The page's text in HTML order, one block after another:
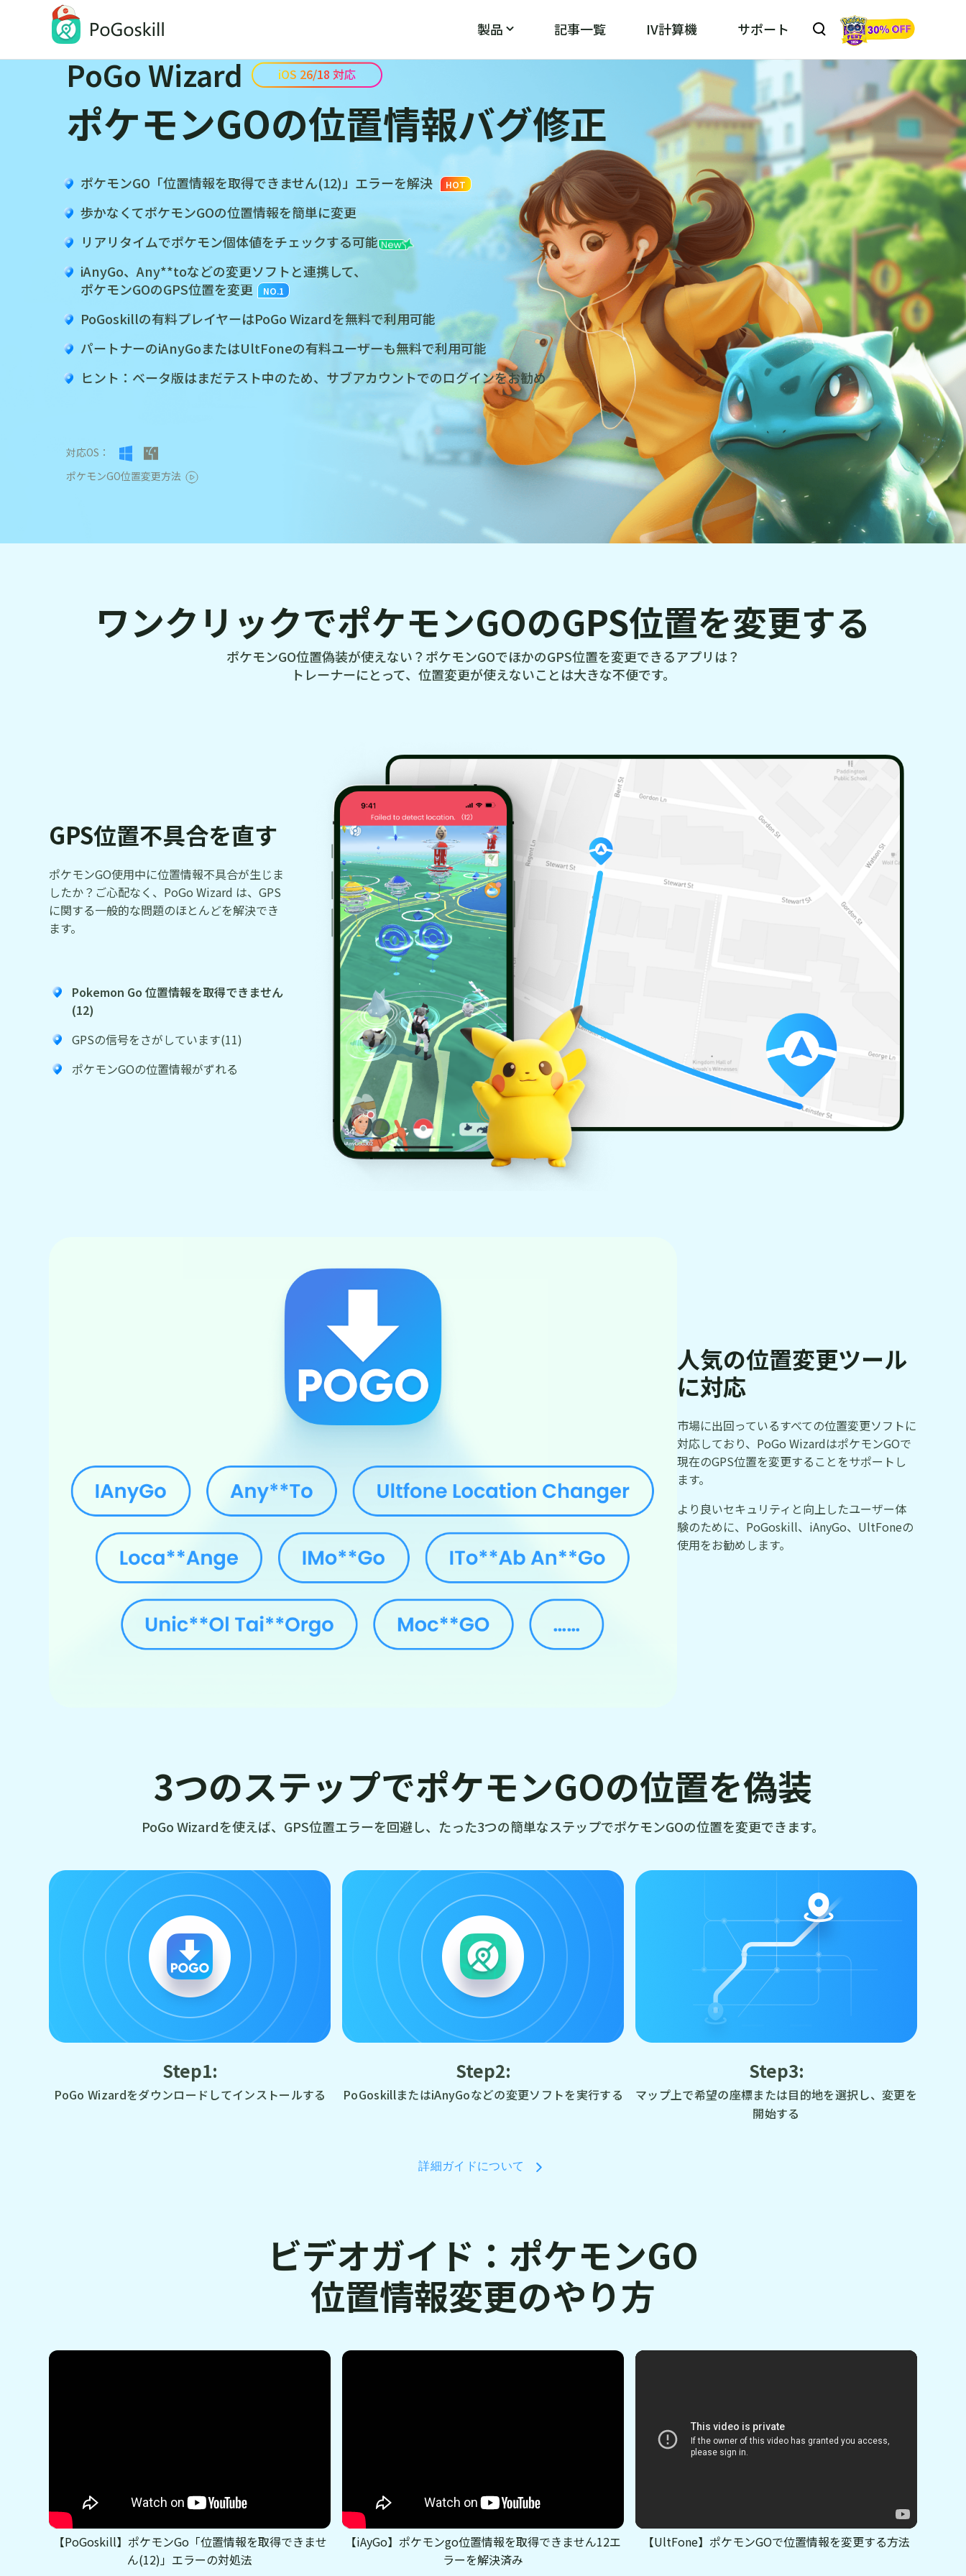
製品
PoGoskill
iOSとAndroidの位置情報変更アプリ
PoGo Wizard
ポケモンGOのGPS不具合を修正
PoGoskill MHN Wizard
モンハンNOW位置情報変更ツール
記事一覧 IV計算機 サポート
PoGo Wizard iOS 26/18 対応
ポケモンGOの位置情報バグ修正
ポケモンGO「位置情報を取得できません(12)」エラーを解決 HOT
歩かなくてポケモンGOの位置情報を簡単に変更
リアリタイムでポケモン個体値をチェックする可能
iAnyGo、Any**toなどの変更ソフトと連携して、
ポケモンGOのGPS位置を変更
NO.1
PoGoskillの有料プレイヤーはPoGo Wizardを無料で利用可能
パートナーのiAnyGoまたはUltFoneの有料ユーザーも無料で利用可能
ヒント：ベータ版はまだテスト中のため、サブアカウントでのログインをお勧め
対応OS：
ポケモンGO位置変更方法
ワンクリックでポケモンGOのGPS位置を変更する
ポケモンGO位置偽装が使えない？ポケモンGOでほかのGPS位置を変更できるアプリは？
トレーナーにとって、位置変更が使えないことは大きな不便です。
GPS位置不具合を直す
ポケモンGO使用中に位置情報不具合が生じま
したか？ご心配なく、PoGo Wizard は、GPS
に関する一般的な問題のほとんどを解決でき
ます。
Pokemon Go 位置情報を取得できません
(12)
GPSの信号をさがしています(11)
ポケモンGOの位置情報がずれる
人気の位置変更ツール
に対応
市場に出回っているすべての位置変更ソフトに
対応しており、PoGo WizardはポケモンGOで
現在のGPS位置を変更することをサポートし
ます。
より良いセキュリティと向上したユーザー体
験のために、PoGoskill、iAnyGo、UltFoneの
使用をお勧めします。
3つのステップでポケモンGOの位置を偽装
PoGo Wizardを使えば、GPS位置エラーを回避し、たった3つの簡単なステップでポケモンGOの位置を変更できます。
Step1:
PoGo Wizardをダウンロードしてインストールする
Step2:
PoGoskillまたはiAnyGoなどの変更ソフトを実行する
Step3:
マップ上で希望の座標または目的地を選択し、変更を
開始する
詳細ガイドについて
ビデオガイド：ポケモンGO
位置情報変更のやり方
【PoGoskill】ポケモンGo「位置情報を取得できませ
ん(12)」エラーの対処法
【iAyGo】ポケモンgo位置情報を取得できません12エ
ラーを解決済み
【UltFone】ポケモンGOで位置情報を変更する方法